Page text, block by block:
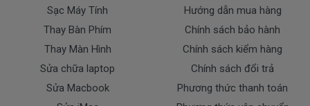
Cài đặt chế độ tiết kiệm pin, hạ thấp độ sáng màn
hình, hạ thấp cpu, sử dụng chế độ power save… là
những cách để chúng ta tiết kiệm pin cho laptop sử
dụng được dài hơn.
Sạc Máy Tính
Thay Bàn Phím
Thay Màn Hình
Sửa chữa laptop
Sửa Macbook
Hướng dẫn mua hàng
Chính sách bảo hành
Chính sách kiểm hàng
Chính sách đổi trả
Phương thức thanh toán